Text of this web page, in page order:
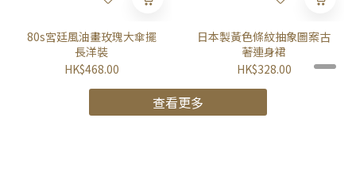
80s宮廷風油畫玫瑰大傘擺
長洋裝
HK$468.00
日本製黃色條紋抽象圖案古
著連身裙
HK$328.00
查看更多